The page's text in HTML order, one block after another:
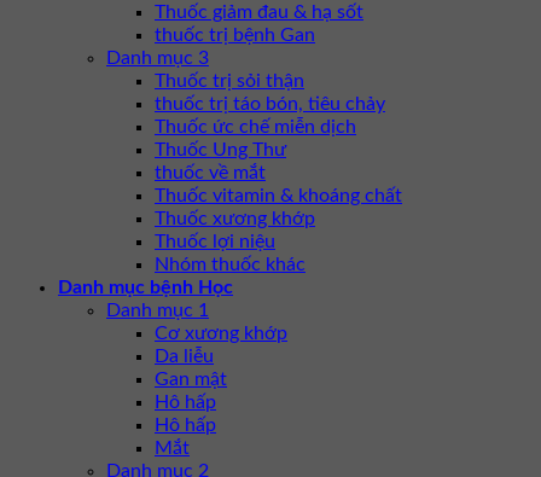
Thuốc giảm đau & hạ sốt
thuốc trị bệnh Gan
Danh mục 3
Thuốc trị sỏi thận
thuốc trị táo bón, tiêu chảy
Thuốc ức chế miễn dịch
Thuốc Ung Thư
thuốc về mắt
Thuốc vitamin & khoáng chất
Thuốc xương khớp
Thuốc lợi niệu
Nhóm thuốc khác
Danh mục bệnh Học
Danh mục 1
Cơ xương khớp
Da liễu
Gan mật
Hô hấp
Hô hấp
Mắt
Danh mục 2